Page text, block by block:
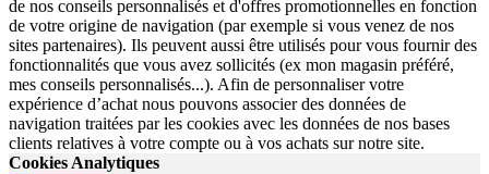
de nos conseils personnalisés et d'offres promotionnelles en fonction
de votre origine de navigation (par exemple si vous venez de nos
sites partenaires). Ils peuvent aussi être utilisés pour vous fournir des
fonctionnalités que vous avez sollicités (ex mon magasin préféré,
mes conseils personnalisés...). Afin de personnaliser votre
expérience d’achat nous pouvons associer des données de
navigation traitées par les cookies avec les données de nos bases
clients relatives à votre compte ou à vos achats sur notre site.
Cookies Analytiques